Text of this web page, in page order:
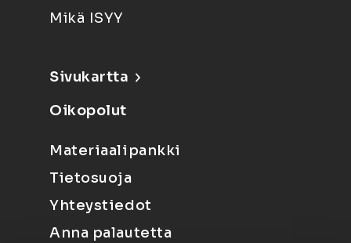
Mikä ISYY
Sivukartta
Oikopolut
Materiaalipankki
Tietosuoja
Yhteystiedot
Anna palautetta